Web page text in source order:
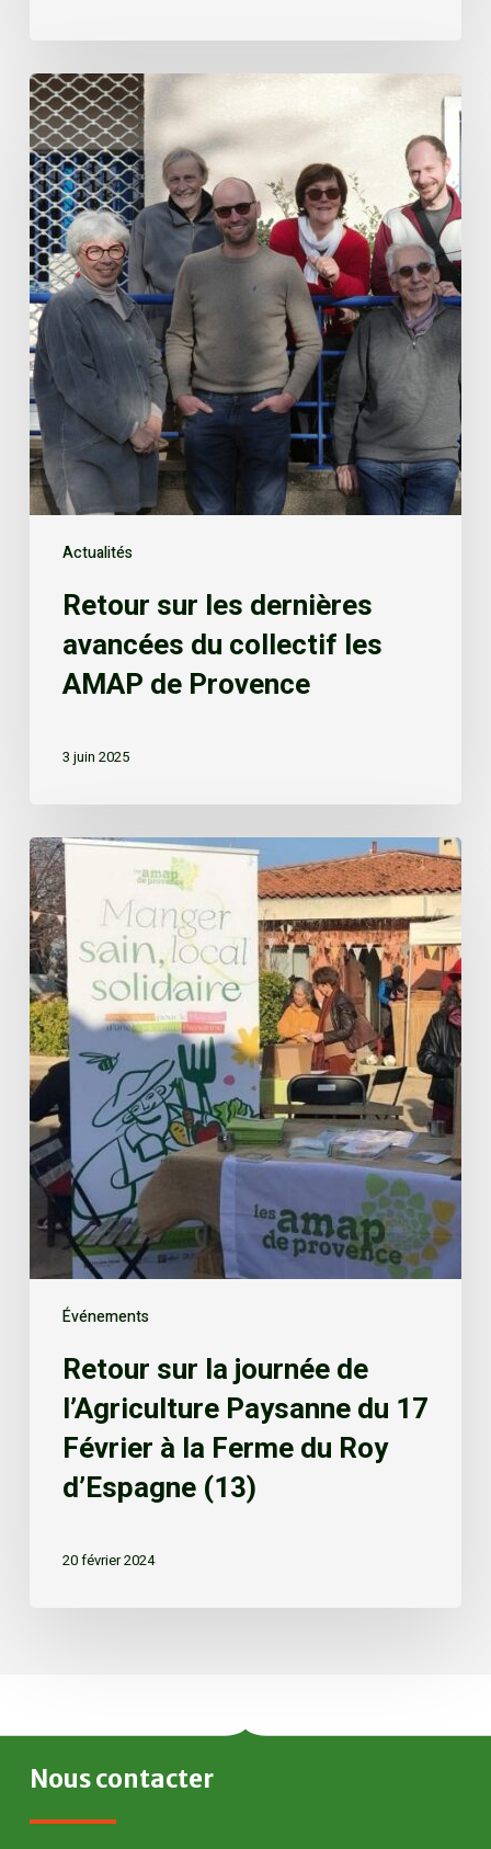
Actualités
Retour sur les dernières
avancées du collectif les
AMAP de Provence
3 juin 2025
Événements
Retour sur la journée de
l’Agriculture Paysanne du 17
Février à la Ferme du Roy
d’Espagne (13)
20 février 2024
Nouscontacter